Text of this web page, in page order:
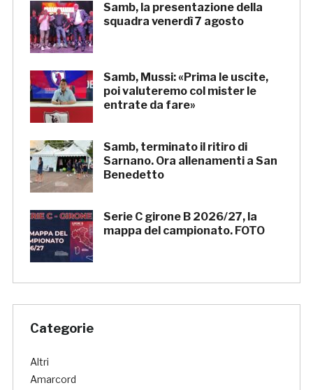
Samb, la presentazione della
squadra venerdì 7 agosto
Samb, Mussi: «Prima le uscite,
poi valuteremo col mister le
entrate da fare»
Samb, terminato il ritiro di
Sarnano. Ora allenamenti a San
Benedetto
Serie C girone B 2026/27, la
mappa del campionato. FOTO
Categorie
Altri
Amarcord